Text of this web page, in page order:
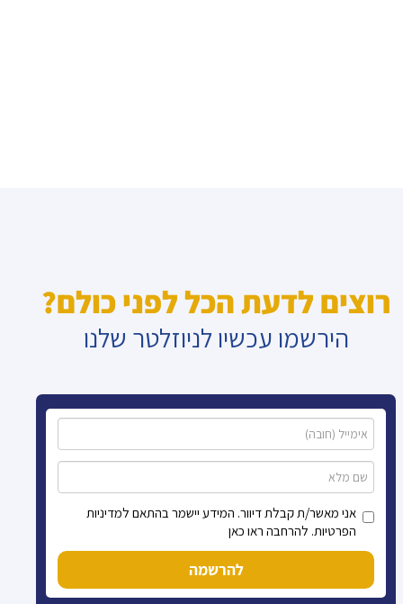
רוצים לדעת הכל לפני כולם?
הירשמו עכשיו לניוזלטר שלנו
אני מאשר/ת קבלת דיוור. המידע יישמר בהתאם למדיניות
הפרטיות. להרחבה ראו כאן
להרשמה